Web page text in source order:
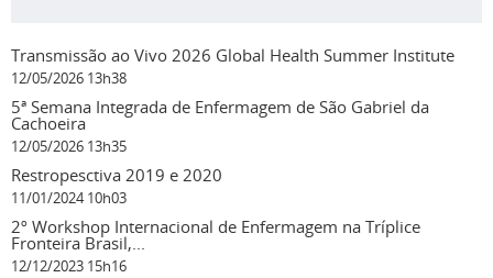
Transmissão ao Vivo 2026 Global Health Summer Institute
12/05/2026 13h38
5ª Semana Integrada de Enfermagem de São Gabriel da
Cachoeira
12/05/2026 13h35
Restropesctiva 2019 e 2020
11/01/2024 10h03
2º Workshop Internacional de Enfermagem na Tríplice
Fronteira Brasil,...
12/12/2023 15h16